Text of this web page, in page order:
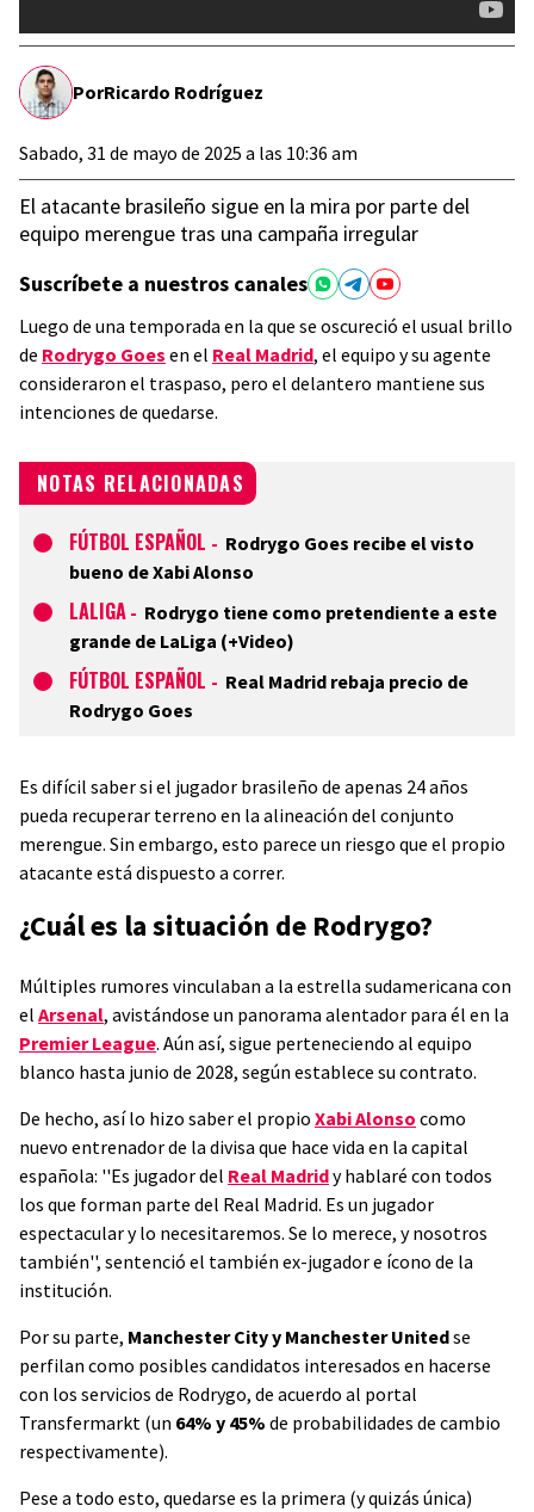
PorRicardo Rodríguez
Sabado, 31 de mayo de 2025 a las 10:36 am
El atacante brasileño sigue en la mira por parte del
equipo merengue tras una campaña irregular
Suscríbete a nuestros canales
Luego de una temporada en la que se oscureció el usual brillo
de Rodrygo Goes en el Real Madrid, el equipo y su agente
consideraron el traspaso, pero el delantero mantiene sus
intenciones de quedarse.
NOTAS RELACIONADAS
FÚTBOL ESPAÑOL - Rodrygo Goes recibe el visto
bueno de Xabi Alonso
LALIGA - Rodrygo tiene como pretendiente a este
grande de LaLiga (+Video)
FÚTBOL ESPAÑOL - Real Madrid rebaja precio de
Rodrygo Goes
Es difícil saber si el jugador brasileño de apenas 24 años
pueda recuperar terreno en la alineación del conjunto
merengue. Sin embargo, esto parece un riesgo que el propio
atacante está dispuesto a correr.
¿Cuál es la situación de Rodrygo?
Múltiples rumores vinculaban a la estrella sudamericana con
el Arsenal, avistándose un panorama alentador para él en la
Premier League. Aún así, sigue perteneciendo al equipo
blanco hasta junio de 2028, según establece su contrato.
De hecho, así lo hizo saber el propio Xabi Alonso como
nuevo entrenador de la divisa que hace vida en la capital
española: ''Es jugador del Real Madridy hablaré con todos
los que forman parte del Real Madrid. Es un jugador
espectacular y lo necesitaremos. Se lo merece, y nosotros
también'', sentenció el también ex-jugador e ícono de la
institución.
Por su parte, Manchester City y Manchester Unitedse
perfilan como posibles candidatos interesados en hacerse
con los servicios de Rodrygo, de acuerdo al portal
Transfermarkt (un 64% y 45% de probabilidades de cambio
respectivamente).
Pese a todo esto, quedarse es la primera (y quizás única)